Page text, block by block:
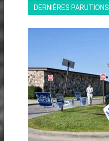
DERNIÈRES PARUTIONS